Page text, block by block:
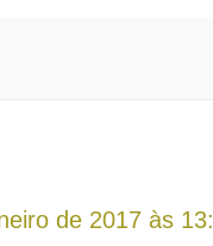
de 2017 às